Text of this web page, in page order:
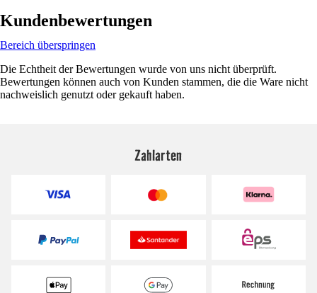
Kundenbewertungen
Bereich überspringen
Die Echtheit der Bewertungen wurde von uns nicht überprüft.
Bewertungen können auch von Kunden stammen, die die Ware nicht
nachweislich genutzt oder gekauft haben.
Zahlarten